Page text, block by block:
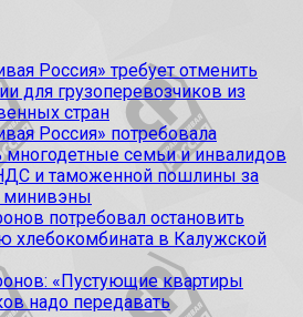
Россия» требует отменить
для грузоперевозчиков из
стран
Россия» потребовала
многодетные семьи и инвалидов
и таможенной пошлины за
минивэны
потребовал остановить
хлебокомбината в Калужской
«Пустующие квартиры
надо передавать